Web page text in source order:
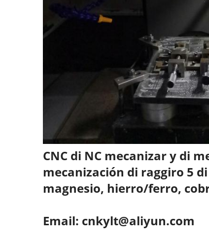
CNC di NC mecanizar y di
mecanización di raggiro 5
magnesio, hierro/ferro,
Email: cnkylt@aliyun.com